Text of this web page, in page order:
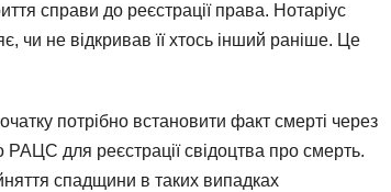
справи до реєстрації права. Нотаріус
чи не відкривав її хтось інший раніше. Це
потрібно встановити факт смерті через
РАЦС для реєстрації свідоцтва про смерть.
спадщини в таких випадках